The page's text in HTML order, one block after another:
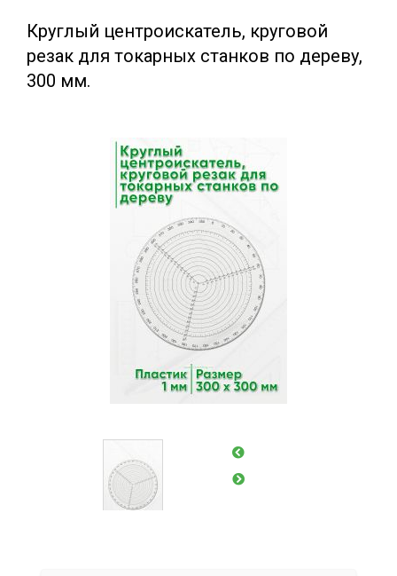
Акции и скидки
Круглый центроискатель, круговой
резак для токарных станков по дереву,
300 мм.